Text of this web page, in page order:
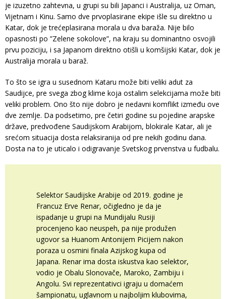
je izuzetno zahtevna, u grupi su bili Japanci i Australija, uz Oman,
Vijetnam i Kinu. Samo dve prvoplasirane ekipe išle su direktno u
Katar, dok je trećeplasirana morala u dva baraža. Nije bilo
opasnosti po ”Zelene sokolove”, na kraju su dominantno osvojili
prvu poziciju, i sa Japanom direktno otišli u komšijski Katar, dok je
Australija morala u baraž.
To što se igra u susednom Kataru može biti veliki adut za
Saudijce, pre svega zbog klime koja ostalim selekcijama može biti
veliki problem. Ono što nije dobro je nedavni komflikt između ove
dve zemlje. Da podsetimo, pre četiri godine su pojedine arapske
države, predvođene Saudijskom Arabijom, blokirale Katar, ali je
srećom situacija dosta relaksiranija od pre nekih godinu dana.
Dosta na to je uticalo i odigravanje Svetskog prvenstva u fudbalu.
Selektor Saudijske Arabije od 2019. godine je
Francuz Erve Renar, očigledno je da je
ispadanje u grupi na Mundijalu Rusiji
procenjeno kao neuspeh, pa nije produžen
ugovor sa Huanom Antonijem Picijem nakon
poraza u osmini finala Azijskog kupa od
Japana. Renar ima dosta iskustva kao selektor,
vodio je Obalu Slonovače, Maroko, Zambiju i
Angolu. Svi reprezentativci igraju u domaćem
šampionatu, uglavnom u najboljim klubovima,